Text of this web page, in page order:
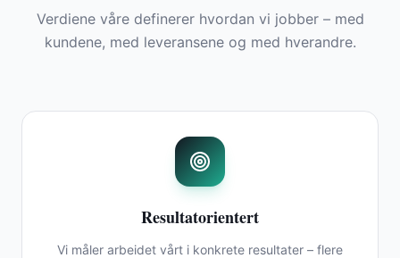
Verdiene våre definerer hvordan vi jobber – med
kundene, med leveransene og med hverandre.
Resultatorientert
Vi måler arbeidet vårt i konkrete resultater – flere